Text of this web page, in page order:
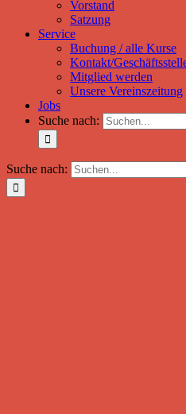
Vorstand
Satzung
Service
Buchung / alle Kurse
Kontakt/
Mitglied werden
Unsere Vereinszeitung
Jobs
Suche nach:
Suche nach: